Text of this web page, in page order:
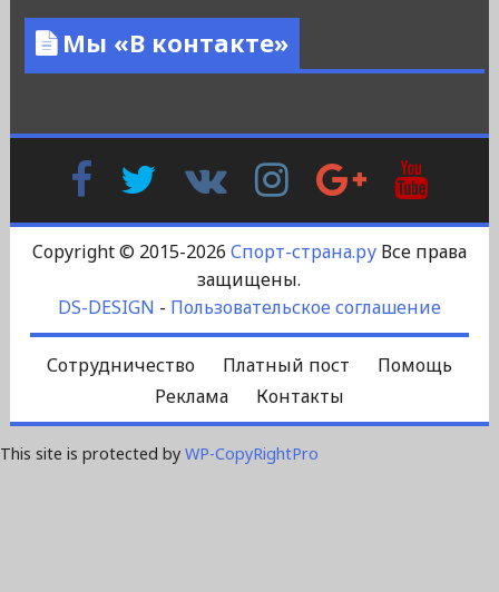
Мы «В контакте»
FacebookTwitter
Контакте
InstagramGoogle
Plus
Copyright © 2015-2026 Спорт-страна.руВсе права
защищены.
DS-DESIGN - Пользовательское соглашение
Сотрудничество Платный пост
Помощь
Реклама
Контакты
This site is protected by WP-CopyRightPro